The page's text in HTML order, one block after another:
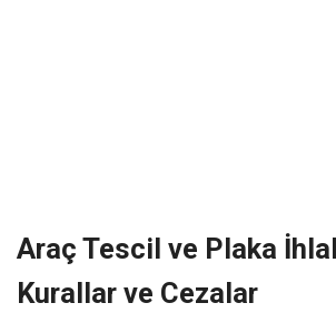
Araç Tescil ve Plaka
Kurallar ve Cezalar